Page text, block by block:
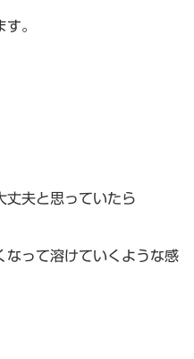
。
夫と思っていたら
って溶けていくような感